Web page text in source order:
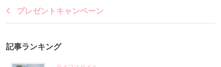
プレゼントキャンペーン
記事ランキング